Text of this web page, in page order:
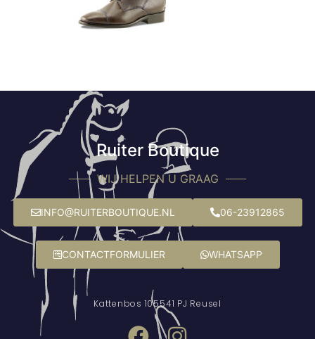
Ruiter Boutique
WIJ HELPEN U GRAAG
INFO@RUITERBOUTIQUE.NL 06-23912865
CONTACTFORMULIER WHATSAPP
Kattenbos 105541 PJ Reusel